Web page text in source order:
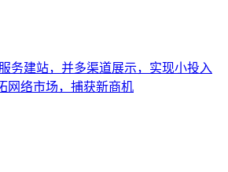
务建站，并多渠道展示，实现小投入
网络市场，捕获新商机